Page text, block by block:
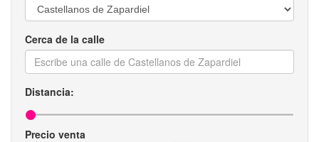
Cerca de la calle
Distancia:
Precio venta